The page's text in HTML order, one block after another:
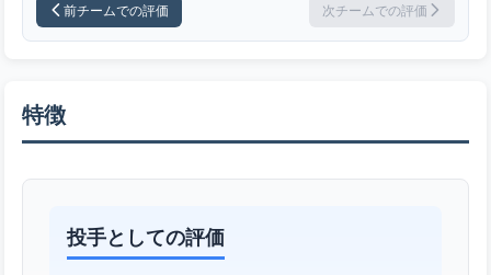
前チームでの評価 次チームでの評価
特徴
投手としての評価